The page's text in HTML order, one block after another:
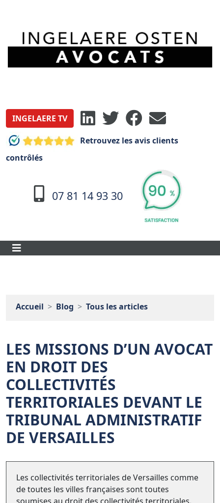
INGELAERE TV
Retrouvez les avis clients
contrôlés
07 81 14 93 30
Accueil Blog Tous les articles
LES MISSIONS D’UN AVOCAT
EN DROIT DES
COLLECTIVITÉS
TERRITORIALES DEVANT LE
TRIBUNAL ADMINISTRATIF
DE VERSAILLES
Les collectivités territoriales de Versailles comme
de toutes les villes françaises sont toutes
soumises au droit des collectivités territoriales.